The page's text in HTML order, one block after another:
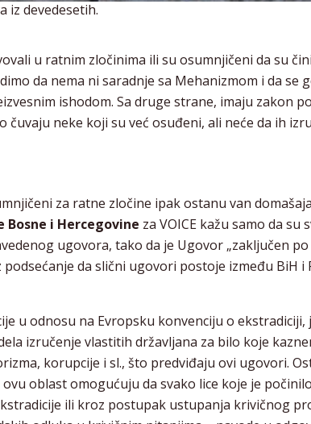
iz devedesetih.
u ratnim zločinima ili su osumnjičeni da su
da nema ni saradnje sa Mehanizmom i da se
ishodom. Sa druge strane, imaju zakon
neke koji su već osuđeni, ali neće da ih
za ratne zločine ipak ostanu van domašaja
i Hercegovine za VOICE kažu samo da su
ugovora, tako da je Ugovor „zaključen
da slični ugovori postoje između BiH i
u odnosu na Evropsku konvenciju o ekstradiciji,
izručenje vlastitih državljana za bilo koje
korupcije i sl., što predviđaju ovi ugovori.
oblast omogućuju da svako lice koje je
ili kroz postupak ustupanja krivičnog